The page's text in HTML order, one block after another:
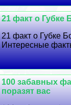
21 факт о
21 факт о Губке
Интересные
100 забавных
поразят вас